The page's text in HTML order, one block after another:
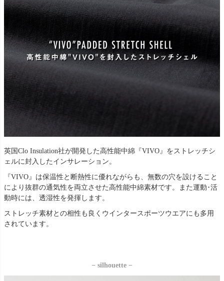
英国Clo Insulation社が開発した高性能中綿『VIVO』をストレッチシ
ェルに封入したインサレーション。
『VIVO』は保温性と断熱性に優れながらも、無数の穴を設けること
により抜群の通気性を両立させた高性能中綿素材です。また運動･活
動時には、透湿性を発揮します。
ストレッチ素材との相性も良くウインタースポーツウエアにも多用
されています。
− silhouette −